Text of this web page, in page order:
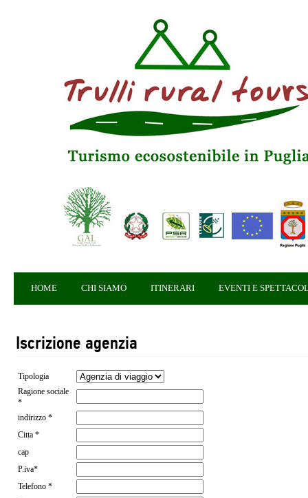
HOME CHI SIAMO ITINERARI EVENTI E
Iscrizione agenzia
Tipologia
Ragione sociale
*
indirizzo *
Citta *
cap
P.iva*
Telefono *